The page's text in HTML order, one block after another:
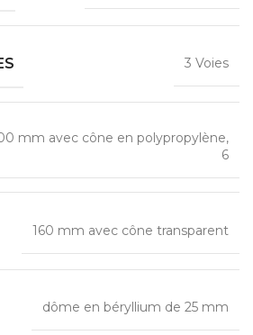
3 Voies
mm avec cône en polypropylène,
6
160 mm avec cône transparent
dôme en béryllium de 25 mm